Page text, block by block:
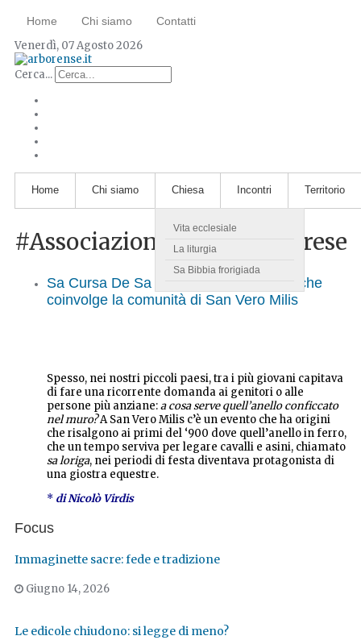
Home Chi siamo Contatti
Venerdì, 07 Agosto 2026
Cerca...
Home Chi siamo Chiesa
Vita ecclesiale
La liturgia
Sa Bibbia frorigiada
Incontri Territorio
#AssociazioneIppicaSanverese
Sa Cursa De Sa Loriga: una tradizione che
coinvolge la comunità di San Vero Milis
Spesso, nei nostri piccoli paesi, tra i più giovani capitava
di fare una ricorrente domanda ai genitori o alle
persone più anziane:a cosa serve quell’anello conficcato
nel muro?A San Vero Milis c’è un evento che ha origini
che risalgono ai primi del ‘900 dove quell’anello in ferro,
che un tempo serviva per legare cavalli e asini, chiamato
sa loriga, nei periodi di festa diventava protagonista di
una giostra equestre.
* di Nicolò Virdis
Focus
Immaginette sacre: fede e tradizione
Giugno 14, 2026
Le edicole chiudono: si legge di meno?